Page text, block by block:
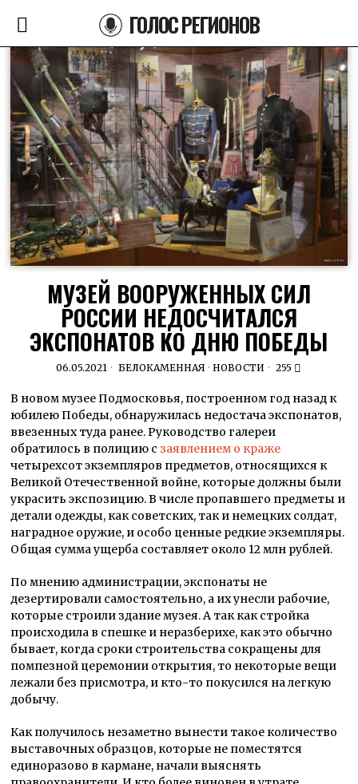
ГОЛОС РЕГИОНОВ
МУЗЕЙ ВООРУЖЕННЫХ СИЛ
РОССИИ НЕДОСЧИТАЛСЯ
ЭКСПОНАТОВ КО ДНЮ ПОБЕДЫ
06.05.2021 БЕЛОКАМЕННАЯ · НОВОСТИ 255
В новом музее Подмосковья, построенном год назад к
юбилею Победы, обнаружилась недостача экспонатов,
ввезенных туда ранее. Руководство галереи
обратилось в полицию с заявлением о краже
четырехсот экземпляров предметов, относящихся к
Великой Отечественной войне, которые должны были
украсить экспозицию. В числе пропавшего предметы и
детали одежды, как советских, так и немецких солдат,
наградное оружие, и особо ценные редкие экземпляры.
Общая сумма ущерба составляет около 12 млн рублей.
По мнению администрации, экспонаты не
дезертировали самостоятельно, а их унесли рабочие,
которые строили здание музея. А так как стройка
происходила в спешке и неразберихе, как это обычно
бывает, когда сроки строительства сокращены для
помпезной церемонии открытия, то некоторые вещи
лежали без присмотра, и кто-то покусился на легкую
добычу.
Как получилось незаметно вынести такое количество
выставочных образцов, которые не поместятся
единоразово в кармане, начали выяснять